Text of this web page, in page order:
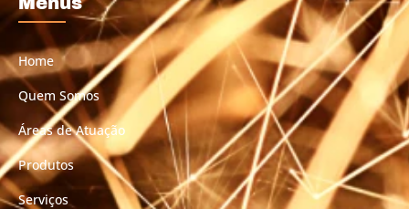
Home
Quem Somos
Áreas de Atuação
Produtos
Serviços